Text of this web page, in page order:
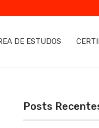
DE ESTUDOS
Posts